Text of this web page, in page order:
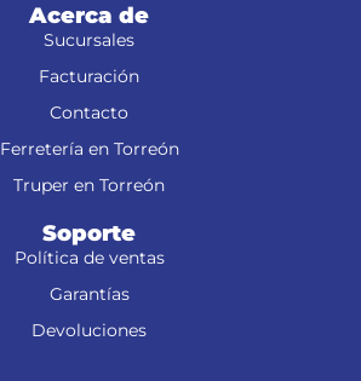
Acerca de
Sucursales
Facturación
Contacto
Ferretería en Torreón
Truper en Torreón
Soporte
Política de ventas
Garantías
Devoluciones